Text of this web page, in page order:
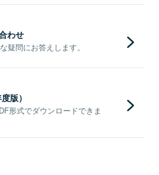
わせ
疑問にお答えします。
版）
形式でダウンロードできま